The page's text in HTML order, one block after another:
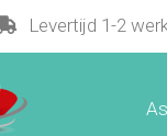
Levertijd 1-2